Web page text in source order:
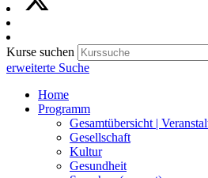
Kurse suchen
erweiterte Suche
Home
Programm
Gesamtübersicht |
Gesellschaft
Kultur
Gesundheit